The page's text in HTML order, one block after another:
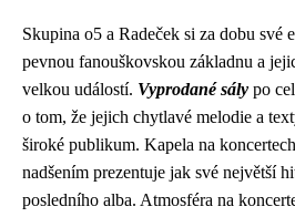
Skupina o5 a Radeček si za dobu své
pevnou fanouškovskou základnu a
velkou událostí. Vyprodané sály po
o tom, že jejich chytlavé melodie a
široké publikum. Kapela na
nadšením prezentuje jak své největší
posledního alba. Atmosféra na